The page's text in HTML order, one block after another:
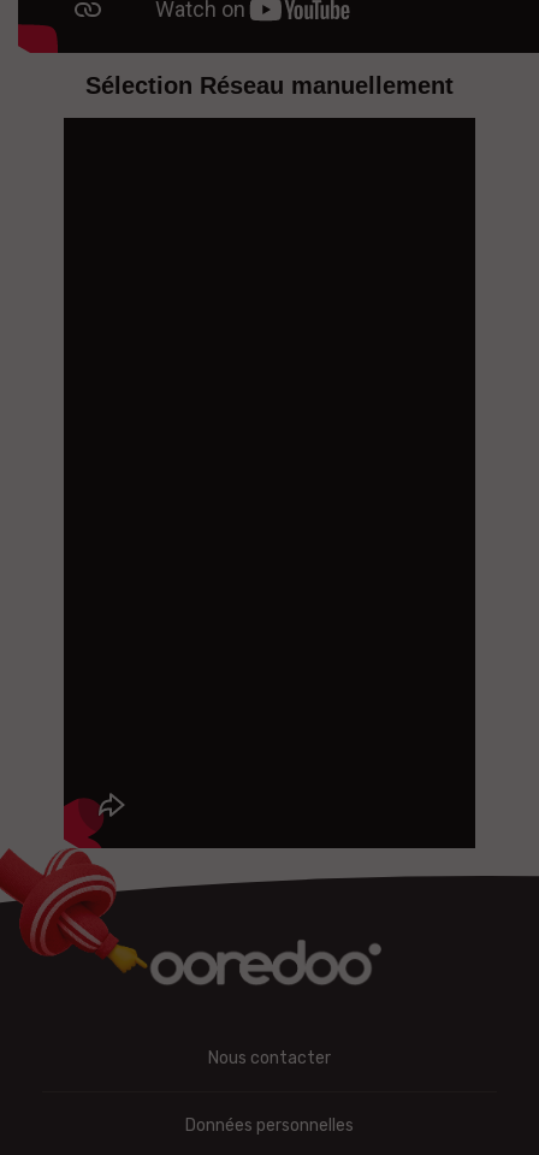
Sélection Réseau manuellement
Nous contacter
Données personnelles